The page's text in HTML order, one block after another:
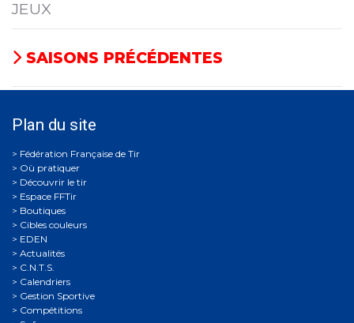
JEUX
SAISONS PRÉCÉDENTES
Plan du site
Où pratiquer
Découvrir le tir
Espace FFTir
Boutiques
Cibles couleurs
EDEN
Actualités
C.N.T.S.
Calendriers
Gestion Sportive
Compétitions